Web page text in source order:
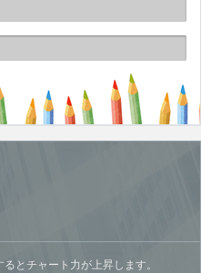
とチャート力が上昇します。